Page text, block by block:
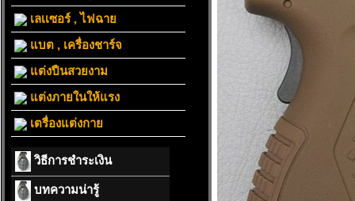
เลเเซอร์ , ไฟฉาย
แบต , เครื่องชาร์จ
แต่งปืนสวยงาม
แต่งภายในให้แรง
เตรื่องแต่งกาย
วิธีการชำระเงิน
บทความน่ารู้